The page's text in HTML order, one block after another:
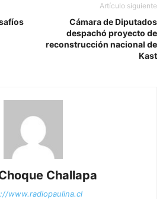
Artículo siguiente
Cámara de Diputados
despachó proyecto de
reconstrucción nacional de
Kast
Challapa
www.radiopaulina.cl